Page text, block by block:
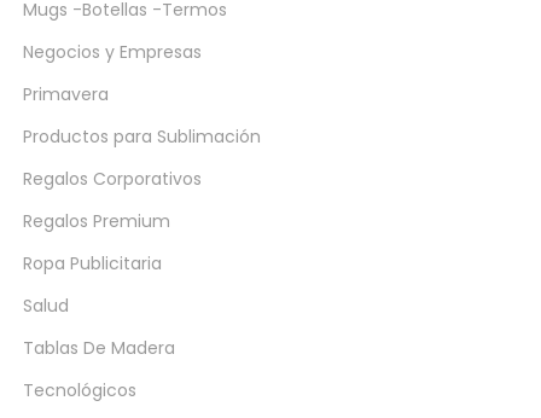
Mugs -Botellas -Termos
Negocios y Empresas
Primavera
Productos para Sublimación
Regalos Corporativos
Regalos Premium
Ropa Publicitaria
Salud
Tablas De Madera
Tecnológicos